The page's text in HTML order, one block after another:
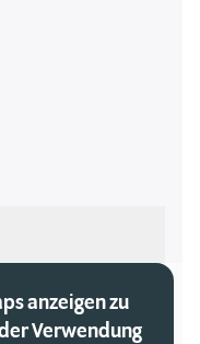
anzeigen zu
Verwendung